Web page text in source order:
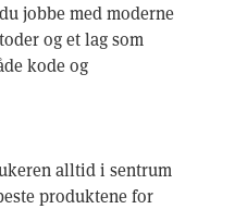
jobbe med moderne
og et lag som
kode og
alltid i sentrum
produktene for